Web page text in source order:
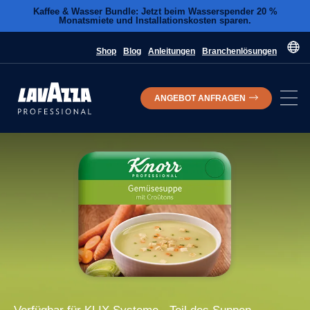
Kaffee & Wasser Bundle: Jetzt beim Wasserspender 20 %
Monatsmiete und Installationskosten sparen.
Shop Blog Anleitungen Branchenlösungen
ANGEBOT ANFRAGEN